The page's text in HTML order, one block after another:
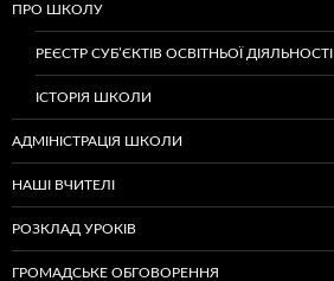
ПРО ШКОЛУ
РЕЄСТР СУБ’ЄКТІВ ОСВІТНЬОЇ ДІЯЛЬНОСТІ
ІСТОРІЯ ШКОЛИ
АДМІНІСТРАЦІЯ ШКОЛИ
НАШІ ВЧИТЕЛІ
РОЗКЛАД УРОКІВ
ГРОМАДСЬКЕ ОБГОВОРЕННЯ